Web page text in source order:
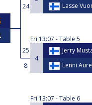
24
Lasse
Fri 13:07
Table 5
25
4
Jerry
8
Lenni
Fri 13:07
Table 6